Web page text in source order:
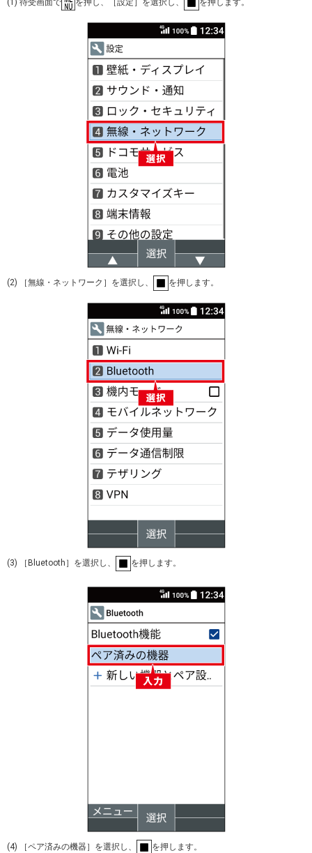
(1) 待受画面で を押し、［設定］を選択し、 を押します。
(2) ［無線・ネットワーク］を選択し、 を押します。
(3) ［Bluetooth］を選択し、 を押します。
(4) ［ペア済みの機器］を選択し、 を押します。